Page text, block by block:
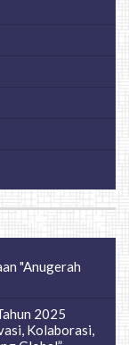
"Anugerah
2025
Kolaborasi,